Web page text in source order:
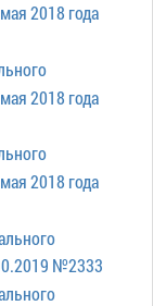
2018 года
2018 года
2018 года
№2333